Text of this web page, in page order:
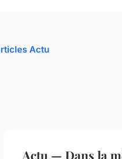
Actu
Actu — Dans la